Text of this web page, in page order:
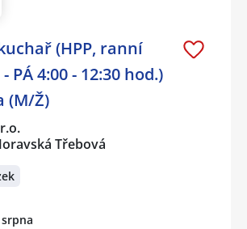
(HPP, ranní
PÁ 4:00 - 12:30 hod.)
(M/Ž)
Třebová